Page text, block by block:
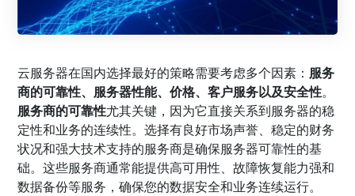
云服务器在国内选择最好的策略需要考虑多个因素： 服务
商的可靠性、服务器性能、价格、客户服务以及安全性。
服务商的可靠性尤其关键，因为它直接关系到服务器的稳
定性和业务的连续性。选择有良好市场声誉、稳定的财务
状况和强大技术支持的服务商是确保服务器可靠性的基
础。这些服务商通常能提供高可用性、故障恢复能力强和
数据备份等服务，确保您的数据安全和业务连续运行。